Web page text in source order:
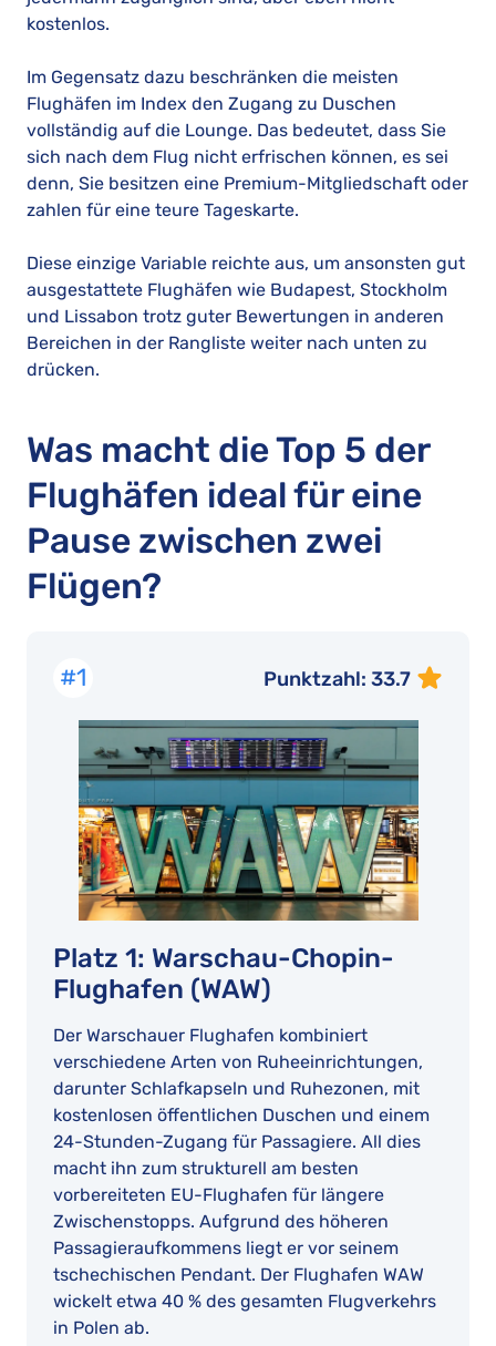
kostenlos.
Im Gegensatz dazu beschränken die meisten
Flughäfen im Index den Zugang zu Duschen
vollständig auf die Lounge. Das bedeutet, dass Sie
sich nach dem Flug nicht erfrischen können, es sei
denn, Sie besitzen eine Premium-Mitgliedschaft oder
zahlen für eine teure Tageskarte.
Diese einzige Variable reichte aus, um ansonsten gut
ausgestattete Flughäfen wie Budapest, Stockholm
und Lissabon trotz guter Bewertungen in anderen
Bereichen in der Rangliste weiter nach unten zu
drücken.
Was macht die Top 5 der
Flughäfen ideal für eine
Pause zwischen zwei
Flügen?
#1
Platz 1: Warschau-Chopin-
Flughafen (WAW)
Der Warschauer Flughafen kombiniert
verschiedene Arten von Ruheeinrichtungen,
darunter Schlafkapseln und Ruhezonen, mit
kostenlosen öffentlichen Duschen und einem
24-Stunden-Zugang für Passagiere. All dies
macht ihn zum strukturell am besten
vorbereiteten EU-Flughafen für längere
Zwischenstopps. Aufgrund des höheren
Passagieraufkommens liegt er vor seinem
tschechischen Pendant. Der Flughafen WAW
wickelt etwa 40 % des gesamten Flugverkehrs
in Polen ab.
Punktzahl: 33.7